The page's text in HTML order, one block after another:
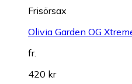
Frisörsax
Olivia Garden OG
fr.
420 kr